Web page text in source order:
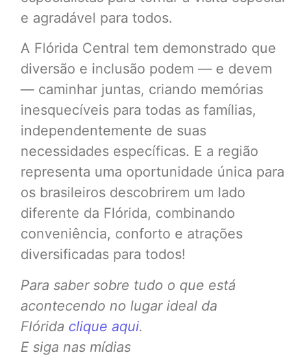
e agradável para todos.
A Flórida Central tem demonstrado que
diversão e inclusão podem — e devem
— caminhar juntas, criando memórias
inesquecíveis para todas as famílias,
independentemente de suas
necessidades específicas. E a região
representa uma oportunidade única para
os brasileiros descobrirem um lado
diferente da Flórida, combinando
conveniência, conforto e atrações
diversificadas para todos!
Para saber sobre tudo o que está
acontecendo no lugar ideal da
Flórida clique aqui.
E siga nas mídias